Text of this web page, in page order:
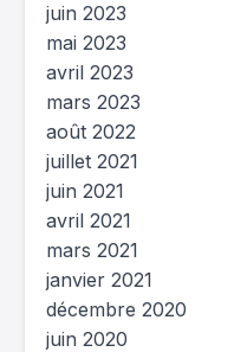
juin 2023
mai 2023
avril 2023
mars 2023
août 2022
juillet 2021
juin 2021
avril 2021
mars 2021
janvier 2021
décembre 2020
juin 2020